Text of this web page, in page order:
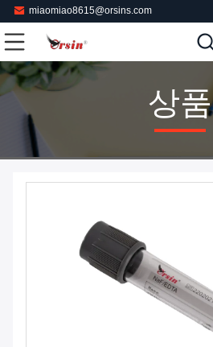
miaomiao8615@orsins.com
상품